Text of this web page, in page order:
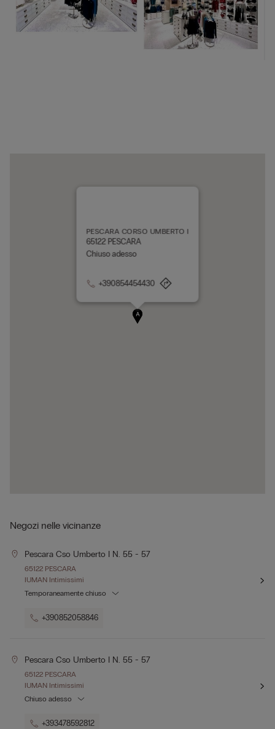
A
PESCARA CORSO UMBERTO I
65122 PESCARA
Chiuso adesso
+390854454430
Negozi nelle vicinanze
Pescara Cso Umberto I N. 55 - 57
65122 PESCARA
IUMAN Intimissimi
Temporaneamente chiuso
+390852058846
Pescara Cso Umberto I N. 55 - 57
65122 PESCARA
IUMAN Intimissimi
Chiuso adesso
+393478592812